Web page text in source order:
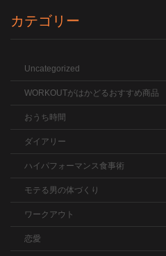
カテゴリー
Uncategorized
WORKOUTがはかどるおすすめ商品
おうち時間
ダイアリー
ハイパフォーマンス食事術
モテる男の体づくり
ワークアウト
恋愛